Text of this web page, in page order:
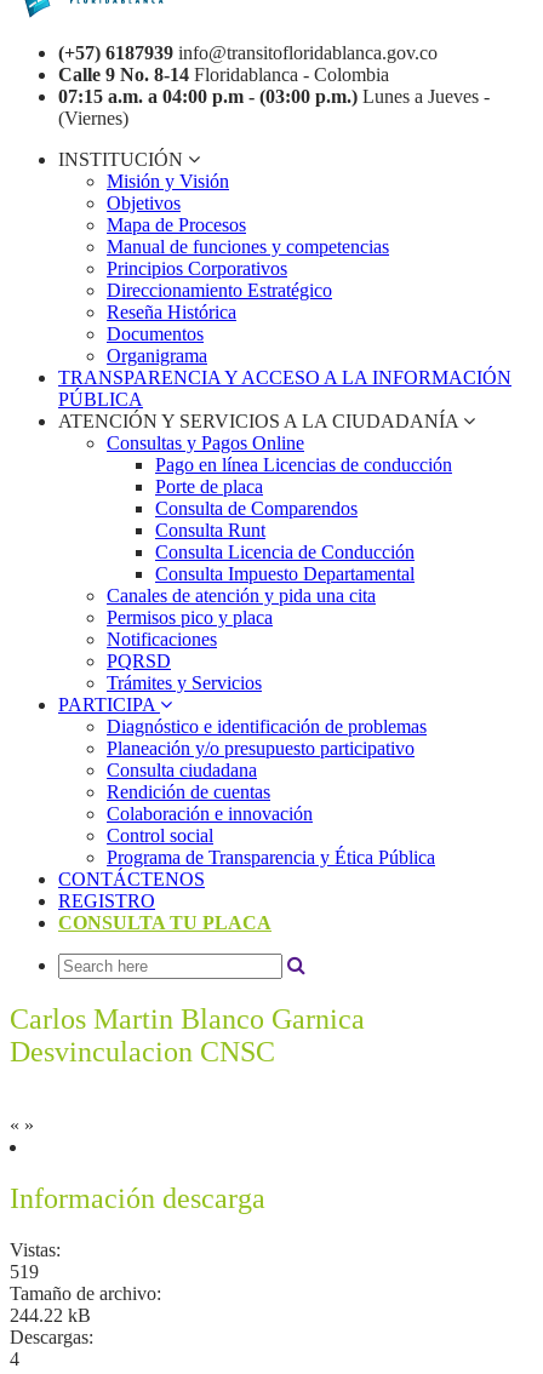
(+57) 6187939 info@transitofloridablanca.gov.co
Calle 9 No. 8-14 Floridablanca - Colombia
07:15 a.m. a 04:00 p.m - (03:00 p.m.) Lunes a Jueves -
(Viernes)
INSTITUCIÓN
Misión y Visión
Objetivos
Mapa de Procesos
Manual de funciones y competencias
Principios Corporativos
Direccionamiento Estratégico
Reseña Histórica
Documentos
Organigrama
TRANSPARENCIA Y ACCESO A LA INFORMACIÓN
PÚBLICA
ATENCIÓN Y SERVICIOS A LA CIUDADANÍA
Consultas y Pagos Online
Pago en línea Licencias de conducción
Porte de placa
Consulta de Comparendos
Consulta Runt
Consulta Licencia de Conducción
Consulta Impuesto Departamental
Canales de atención y pida una cita
Permisos pico y placa
Notificaciones
PQRSD
Trámites y Servicios
PARTICIPA
Diagnóstico e identificación de problemas
Planeación y/o presupuesto participativo​
Consulta ciudadana
Rendición de cuentas
Colaboración e innovación
Control social
Programa de Transparencia y Ética Pública
CONTÁCTENOS
REGISTRO
CONSULTA TU PLACA
Carlos Martin Blanco Garnica
Desvinculacion CNSC
« »
Información descarga
Vistas:
519
Tamaño de archivo:
244.22 kB
Descargas:
4